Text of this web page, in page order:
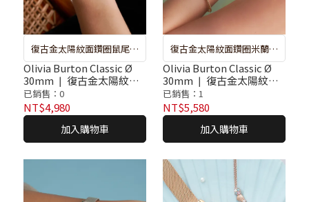
復古金太陽紋面鑽圈鼠尾草
綠色皮革腕錶
Olivia Burton Classic Ø
30mm ❘ 復古金太陽紋面
鑽圈鼠尾草綠色皮革腕錶
已銷售：0
NT$4,980
加入購物車
復古金太陽紋面鑽圈米蘭腕
錶
Olivia Burton Classic Ø
30mm ❘ 復古金太陽紋面
鑽圈米蘭腕錶
已銷售：1
NT$5,580
加入購物車